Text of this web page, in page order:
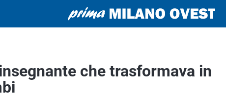
che trasformava in